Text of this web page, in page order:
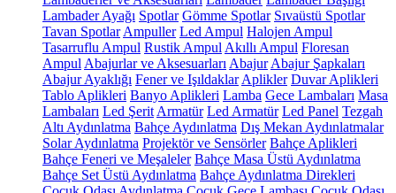
Lambader Ayağı Spotlar Gömme Spotlar Sıvaüstü Spotlar
Tavan Spotlar Ampuller Led Ampul Halojen Ampul
Tasarruflu Ampul Rustik Ampul Akıllı Ampul Floresan
Ampul Abajurlar ve Aksesuarları Abajur Abajur Şapkaları
Abajur Ayaklığı Fener ve Işıldaklar Aplikler Duvar Aplikleri
Tablo Aplikleri Banyo Aplikleri Lamba Gece Lambaları Masa
Lambaları Led Şerit Armatür Led Armatür Led Panel Tezgah
Altı Aydınlatma Bahçe Aydınlatma Dış Mekan Aydınlatmalar
Solar Aydınlatma Projektör ve Sensörler Bahçe Aplikleri
Bahçe Feneri ve Meşaleler Bahçe Masa Üstü Aydınlatma
Bahçe Set Üstü Aydınlatma Bahçe Aydınlatma Direkleri